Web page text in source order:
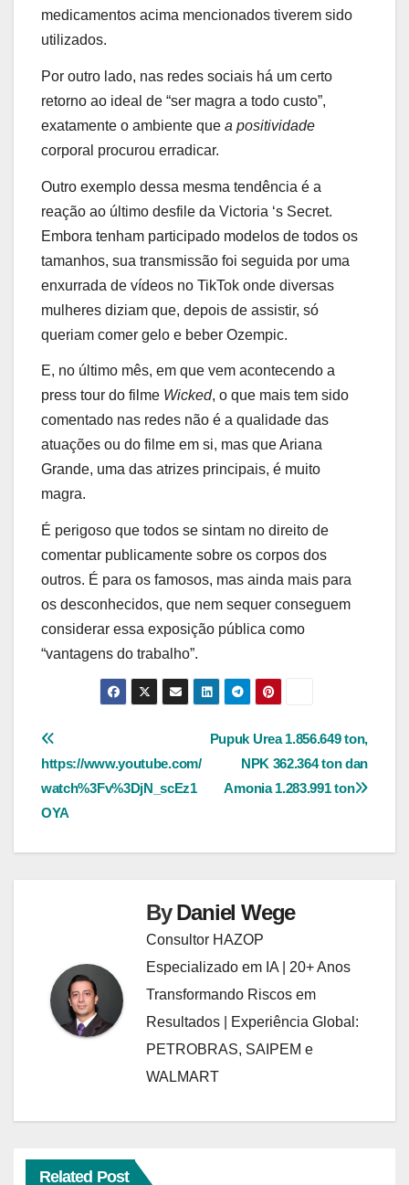
medicamentos acima mencionados tiverem sido
utilizados.
Por outro lado, nas redes sociais há um certo
retorno ao ideal de “ser magra a todo custo”,
exatamente o ambiente que a positividade
corporal procurou erradicar.
Outro exemplo dessa mesma tendência é a
reação ao último desfile da Victoria ‘s Secret.
Embora tenham participado modelos de todos os
tamanhos, sua transmissão foi seguida por uma
enxurrada de vídeos no TikTok onde diversas
mulheres diziam que, depois de assistir, só
queriam comer gelo e beber Ozempic.
E, no último mês, em que vem acontecendo a
press tour do filme Wicked, o que mais tem sido
comentado nas redes não é a qualidade das
atuações ou do filme em si, mas que Ariana
Grande, uma das atrizes principais, é muito
magra.
É perigoso que todos se sintam no direito de
comentar publicamente sobre os corpos dos
outros. É para os famosos, mas ainda mais para
os desconhecidos, que nem sequer conseguem
considerar essa exposição pública como
“vantagens do trabalho”.
Navegação
de
Post
Pupuk Urea 1.856.649 ton,
NPK 362.364 ton dan
Amonia 1.283.991 ton
https://www.youtube.com/
watch%3Fv%3DjN_scEz1
OYA
ByDaniel Wege
Consultor HAZOP
Especializado em IA | 20+ Anos
Transformando Riscos em
Resultados | Experiência Global:
PETROBRAS, SAIPEM e
WALMART
Related Post